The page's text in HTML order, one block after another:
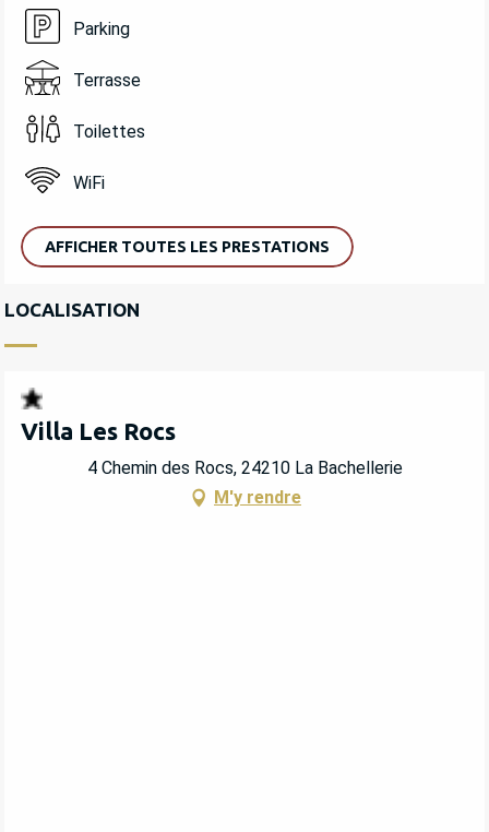
Parking
Terrasse
Toilettes
WiFi
AFFICHER TOUTES LES PRESTATIONS
LOCALISATION
Villa Les Rocs
4 Chemin des Rocs, 24210 La Bachellerie
M'y rendre